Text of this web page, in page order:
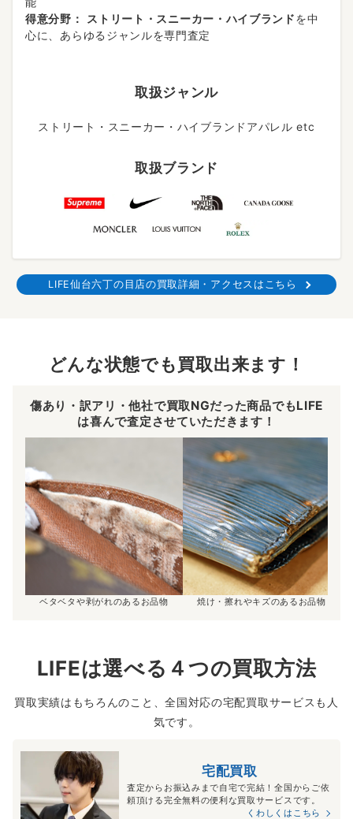
得意分野：
ストリート・スニーカー・ハイブランドを中
心に、あらゆるジャンルを専門査定
取扱ジャンル
ストリート・スニーカー・ハイブランドアパレル etc
取扱ブランド
LIFE仙台六丁の目店の買取詳細・アクセスはこちら
どんな状態でも買取出来ます！
傷あり・訳アリ・他社で買取NGだった商品でもLIFE
は喜んで査定させていただきます！
ベタベタや剥がれのあるお品物 焼け・擦れやキズのあるお品物
LIFEは選べる４つの買取方法
買取実績はもちろんのこと、全国対応の宅配買取サービスも人
気です。
宅配買取
査定からお振込みまで自宅で完結！全国からご依
頼頂ける完全無料の便利な買取サービスです。
くわしくはこちら